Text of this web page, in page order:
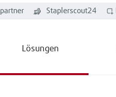
Lösungen
Staplerscout24